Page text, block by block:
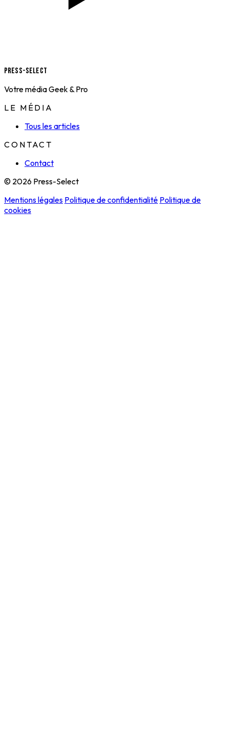
Press-Select
Votre média Geek & Pro
LE MÉDIA
Tous les articles
CONTACT
Contact
© 2026 Press-Select
Mentions légales Politique de confidentialité Politique de
cookies